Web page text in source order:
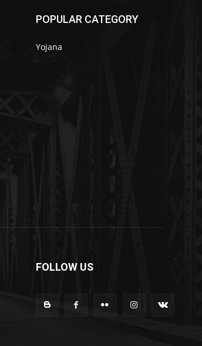
POPULAR CATEGORY
Yojana
FOLLOW US